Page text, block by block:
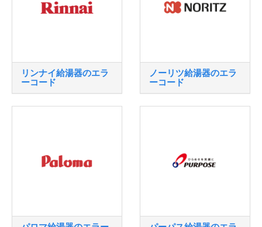
リンナイ給湯器のエラ
ーコード
ノーリツ給湯器のエラ
ーコード